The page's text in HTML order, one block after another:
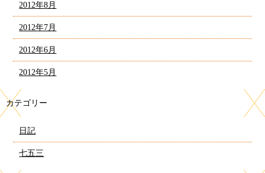
2012年8月
2012年7月
2012年6月
2012年5月
カテゴリー
日記
七五三